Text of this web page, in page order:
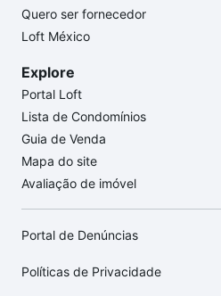
Quero ser fornecedor
Loft México
Explore
Portal Loft
Lista de Condomínios
Guia de Venda
Mapa do site
Avaliação de imóvel
Portal de Denúncias
Políticas de Privacidade